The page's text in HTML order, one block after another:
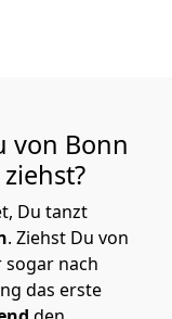
von Bonn
ziehst?
Du tanzt
. Ziehst Du von
sogar nach
das erste